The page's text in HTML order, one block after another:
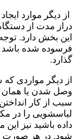
از دیگر موارد
دراز مدت از
این بخش دارد.
فرسوده شده باشد
گذارد.
از دیگر مواردی
وصل شدن یا
سبب از کار
لباسشویی را در
داده باشید نیز
شود. در هر صورت